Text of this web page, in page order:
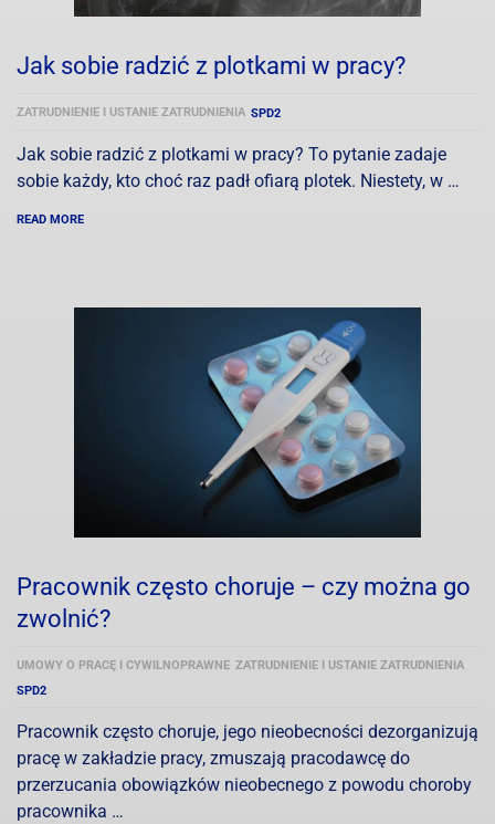
Jak sobie radzić z plotkami w pracy?
ZATRUDNIENIE I USTANIE ZATRUDNIENIA SPD2
Jak sobie radzić z plotkami w pracy? To pytanie zadaje
sobie każdy, kto choć raz padł ofiarą plotek. Niestety, w …
READ MORE
Pracownik często choruje – czy można go
zwolnić?
UMOWY O PRACĘ I CYWILNOPRAWNE ZATRUDNIENIE I USTANIE ZATRUDNIENIA
SPD2
Pracownik często choruje, jego nieobecności dezorganizują
pracę w zakładzie pracy, zmuszają pracodawcę do
przerzucania obowiązków nieobecnego z powodu choroby
pracownika …